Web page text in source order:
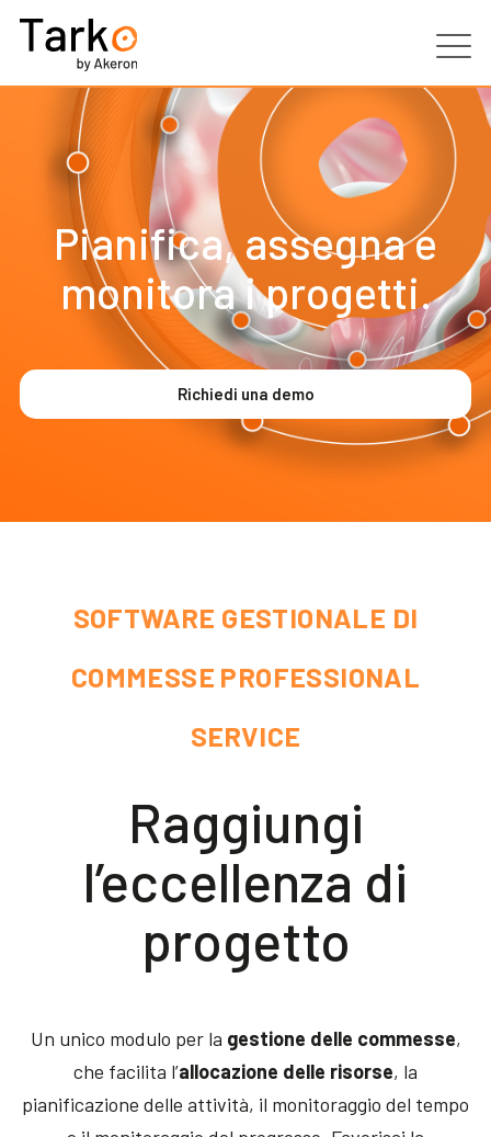
Prodotti
Servizi
Clienti
Risorse
Akeron Corporate
Pianifica, assegna e
monitora i progetti.
Richiedi una demo
SOFTWARE GESTIONALE DI
COMMESSE PROFESSIONAL
SERVICE
Raggiungi
l’eccellenza di
progetto
Un unico modulo per la gestione delle commesse,
che facilita l’allocazione delle risorse, la
pianificazione delle attività, il monitoraggio del tempo